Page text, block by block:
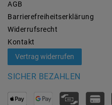
AGB
Barrierefreiheitserklärung
Widerrufs­recht
Kontakt
Vertrag widerrufen
SICHER BEZAHLEN